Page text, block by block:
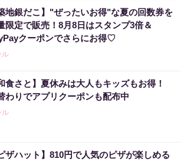
地銀だこ】"ぜったいお得"な夏の回数券を
限定で販売！8月8日はスタンプ3倍＆
クーポンでさらにお得♡
ル
食さと】夏休みは大人もキッズもお得！
わりでアプリクーポンも配布中
ル
ザハット】810円で人気のピザが楽しめる